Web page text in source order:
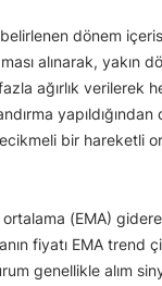
dönem
alınarak, yakın
ağırlık verilerek
bir hareketli
(EMA)
fiyatı EMA trend
genellikle alım